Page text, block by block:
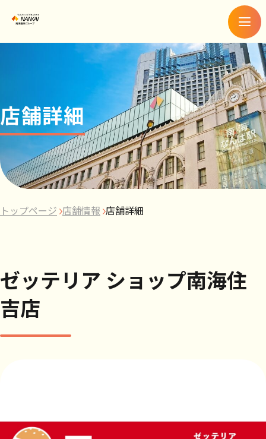
メ
ニ
ュ
ー
店舗詳細
トップページ 店舗情報 店舗詳細
ゼッテリア ショップ南海住
吉店